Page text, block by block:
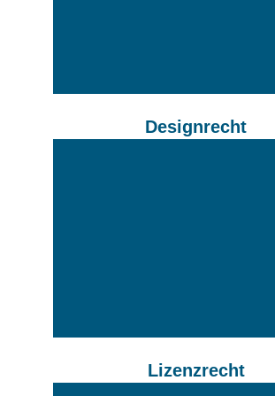
Designrecht
Lizenzrecht